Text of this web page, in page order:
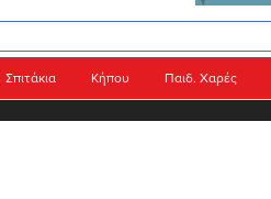
Σπιτάκια Κήπου Παιδ. Χαρές